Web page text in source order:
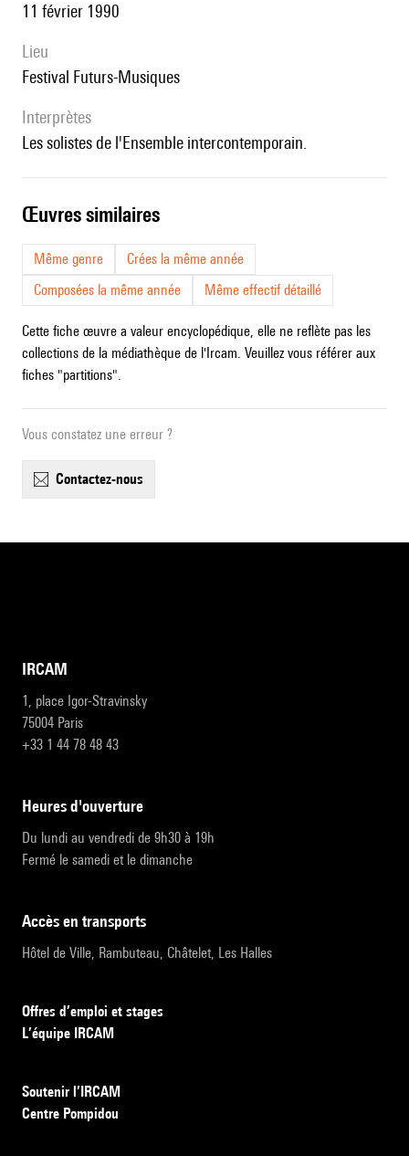
11 février 1990
lieu
festival Futurs-Musiques
interprètes
les solistes de l'Ensemble intercontemporain.
œuvres similaires
Même genre
Crées la même année
Composées la même année
Même effectif détaillé
Cette fiche œuvre a valeur encyclopédique, elle ne reflète pas les
collections de la médiathèque de l'Ircam. Veuillez vous référer aux
fiches "partitions".
Vous constatez une erreur ?
contactez-nous
IRCAM
1, place Igor-Stravinsky
75004 Paris
+33 1 44 78 48 43
heures d'ouverture
Du lundi au vendredi de 9h30 à 19h
Fermé le samedi et le dimanche
accès en transports
Hôtel de Ville, Rambuteau, Châtelet, Les Halles
Offres d’emploi et stages
L’équipe IRCAM
Soutenir l’IRCAM
Centre Pompidou